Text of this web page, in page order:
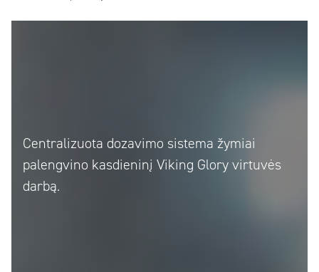
Centralizuota dozavimo sistema žymiai
palengvino kasdieninį Viking Glory virtuvės
darbą.